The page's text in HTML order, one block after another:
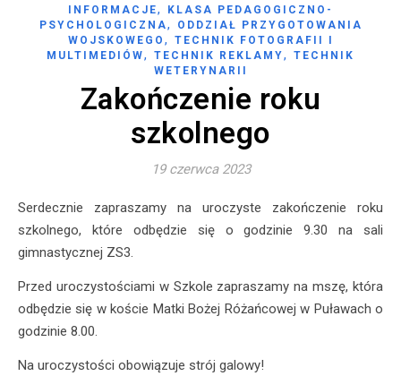
INFORMACJE,
KLASA PEDAGOGICZNO-
PSYCHOLOGICZNA,
ODDZIAŁ PRZYGOTOWANIA
WOJSKOWEGO ,
TECHNIK FOTOGRAFII I
MULTIMEDIÓW, TECHNIK REKLAMY,
TECHNIK
WETERYNARII
Zakończenie roku
szkolnego
19 czerwca 2023
Serdecznie zapraszamy na uroczyste zakończenie roku
szkolnego, które odbędzie się o godzinie 9.30 na sali
gimnastycznej ZS3.
Przed uroczystościami w Szkole zapraszamy na mszę, która
odbędzie się w koście Matki Bożej Różańcowej w Puławach o
godzinie 8.00.
Na uroczystości obowiązuje strój galowy!